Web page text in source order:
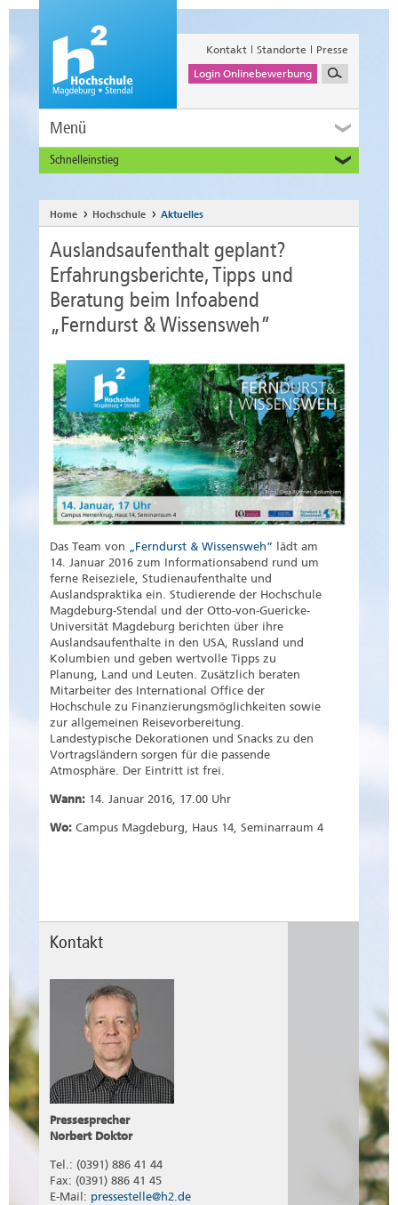
Kontakt Standorte
Presse
Login Onlinebewerbung
Menü
Schnelleinstieg
Alumni
Unternehmen und Institutionen
Studierende
Beschäftigte
International
Home Hochschule Aktuelles
Auslandsaufenthalt geplant?
Erfahrungsberichte, Tipps und
Beratung beim Infoabend
„Ferndurst & Wissensweh”
Das Team von „Ferndurst & Wissensweh” lädt am
14. Januar 2016 zum Informationsabend rund um
ferne Reiseziele, Studienaufenthalte und
Auslandspraktika ein. Studierende der Hochschule
Magdeburg-Stendal und der Otto-von-Guericke-
Universität Magdeburg berichten über ihre
Auslandsaufenthalte in den USA, Russland und
Kolumbien und geben wertvolle Tipps zu
Planung, Land und Leuten. Zusätzlich beraten
Mitarbeiter des International Office der
Hochschule zu Finanzierungsmöglichkeiten sowie
zur allgemeinen Reisevorbereitung.
Landestypische Dekorationen und Snacks zu den
Vortragsländern sorgen für die passende
Atmosphäre. Der Eintritt ist frei.
Wann: 14. Januar 2016, 17.00 Uhr
Wo: Campus Magdeburg, Haus 14, Seminarraum 4
Kontakt
Pressesprecher
Norbert Doktor
Tel.: (0391) 886 41 44
Fax: (0391) 886 41 45
E-Mail: pressestelle@h2.de